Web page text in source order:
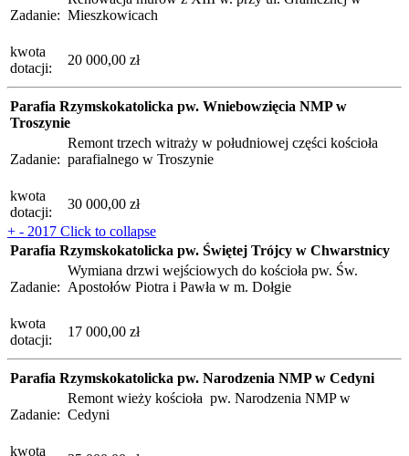
Zadanie: Mieszkowicach
kwota
dotacji:
20 000,00 zł
Parafia Rzymskokatolicka pw. Wniebowzięcia NMP w
Troszynie
Zadanie:
Remont trzech witraży w południowej części kościoła
parafialnego w Troszynie
kwota
dotacji:
30 000,00 zł
+ - 2017 Click to collapse
Parafia Rzymskokatolicka pw. Świętej Trójcy w Chwarstnicy
Zadanie:
Wymiana drzwi wejściowych do kościoła pw. Św.
Apostołów Piotra i Pawła w m. Dołgie
kwota
dotacji:
17 000,00 zł
Parafia Rzymskokatolicka pw. Narodzenia NMP w Cedyni
Zadanie:
Remont wieży kościoła pw. Narodzenia NMP w
Cedyni
kwota